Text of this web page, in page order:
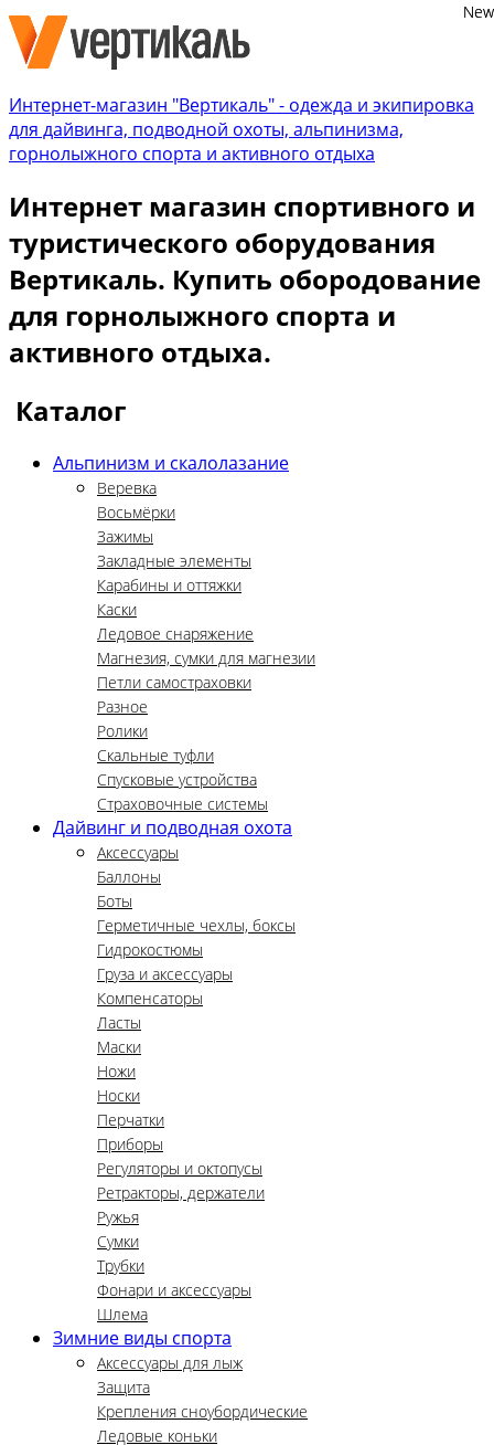
Интернет-магазин "Вертикаль" - одежда и экипировка
для дайвинга, подводной охоты, альпинизма,
горнолыжного спорта и активного отдыха
Интернет магазин спортивного и
туристического оборудования
Вертикаль. Купить обородование
для горнолыжного спорта и
активного отдыха.
Каталог
Альпинизм и скалолазание
Веревка
Восьмёрки
Зажимы
Закладные элементы
Карабины и оттяжки
Каски
Ледовое снаряжение
Магнезия, сумки для магнезии
Петли самостраховки
Разное
Ролики
Скальные туфли
Спусковые устройства
Страховочные системы
Дайвинг и подводная охота
Аксессуары
Баллоны
Боты
Герметичные чехлы, боксы
Гидрокостюмы
Груза и аксессуары
Компенсаторы
Ласты
Маски
Ножи
Носки
Перчатки
Приборы
Регуляторы и октопусы
Ретракторы, держатели
Ружья
Сумки
Трубки
Фонари и аксессуары
Шлема
Зимние виды спорта
Аксессуары для лыж
Защита
Крепления сноубордические
Ледовые коньки
New
New